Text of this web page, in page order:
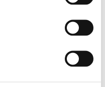
verbindet
Battery-Kutter
35 Jahren Geschäft
der neuen LiBrick
Bau und